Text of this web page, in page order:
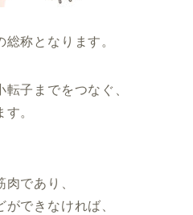
称となります。
子までをつなぐ、
。
であり、
できなければ、